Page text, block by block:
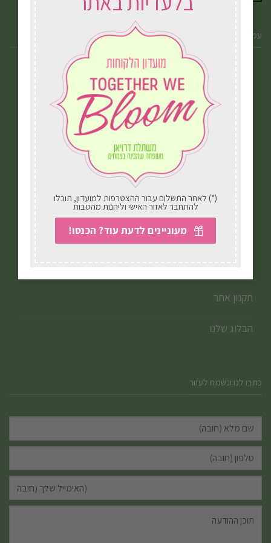
(*) לאחר התשלום עבור ההצטרפות למועדון, תוכלו
להתחבר לאזור האישי וליהנות מהטבות
מעוניינים לדעת עוד? הכנסו!
עמודי אתר
אודות המשתלה
דרויאן לעסקים
משלוחים במשתלה
ביטול עסקה
הצהרת נגישות
תקנון אתר
הבלוג שלנו
כתבו לנו ונשמח לעזור